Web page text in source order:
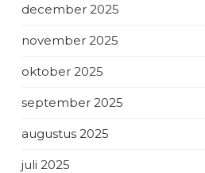
december 2025
november 2025
oktober 2025
september 2025
augustus 2025
juli 2025